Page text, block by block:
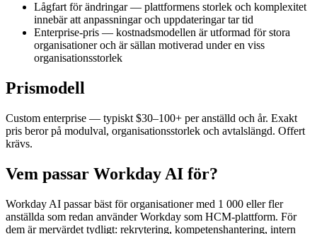
Lågfart för ändringar — plattformens storlek och komplexitet
innebär att anpassningar och uppdateringar tar tid
Enterprise-pris — kostnadsmodellen är utformad för stora
organisationer och är sällan motiverad under en viss
organisationsstorlek
Prismodell
Custom enterprise — typiskt $30–100+ per anställd och år. Exakt
pris beror på modulval, organisationsstorlek och avtalslängd. Offert
krävs.
Vem passar Workday AI för?
Workday AI passar bäst för organisationer med 1 000 eller fler
anställda som redan använder Workday som HCM-plattform. För
dem är mervärdet tydligt: rekrytering, kompetenshantering, intern